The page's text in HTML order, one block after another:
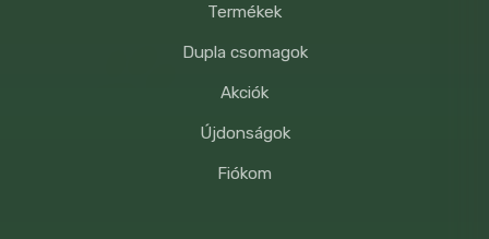
Termékek
Dupla csomagok
Akciók
Újdonságok
Fiókom